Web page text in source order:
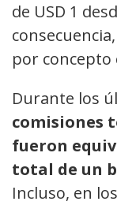
de USD 1
por
Durante los
comisiones
fueron
total de un
Incluso, en